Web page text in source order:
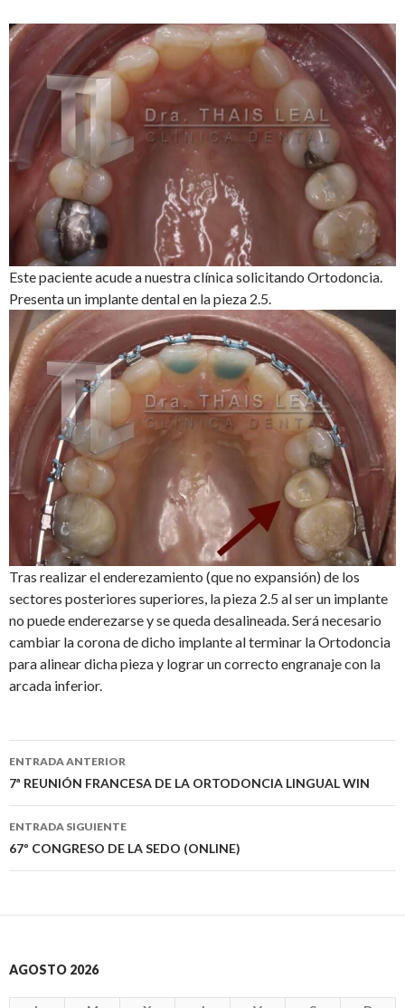
Este paciente acude a nuestra clínica solicitando Ortodoncia.
Presenta un implante dental en la pieza 2.5.
Tras realizar el enderezamiento (que no expansión) de los
sectores posteriores superiores, la pieza 2.5 al ser un implante
no puede enderezarse y se queda desalineada. Será necesario
cambiar la corona de dicho implante al terminar la Ortodoncia
para alinear dicha pieza y lograr un correcto engranaje con la
arcada inferior.
Ir
a
la
entrada
ENTRADA ANTERIOR
7ª REUNIÓN FRANCESA DE LA ORTODONCIA LINGUAL WIN
ENTRADA SIGUIENTE
67º CONGRESO DE LA SEDO (ONLINE)
AGOSTO 2026